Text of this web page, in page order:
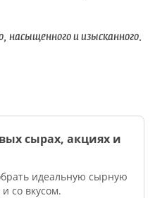
насыщенного и изысканного.
сырах, акциях и
идеальную сырную
со вкусом.